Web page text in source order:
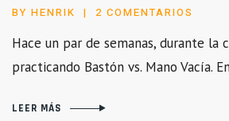
BY HENRIK 2 COMENTARIOS
NO
Hace un par de semanas, durante la
practicando Bastón vs. Mano Vacía.
LEER MÁS